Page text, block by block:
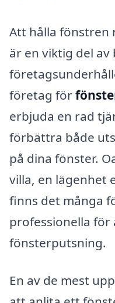
Att hålla fönstren
är en viktig del av
företag för
erbjuda en rad
förbättra både
på dina fönster.
villa, en lägenhet
finns det många
professionella
fönsterputsning.
En av de mest